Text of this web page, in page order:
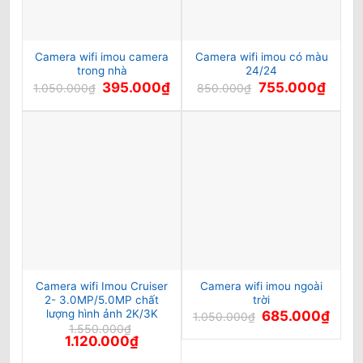
Camera wifi imou camera
trong nhà
1.050.000₫ Giá
gốc
là:
395.000₫Giá
tại
Camera wifi imou có màu
24/24
850.000₫ Giá
gốc
là:
755.000₫Giá
hiện
tại
Camera wifi Imou Cruiser
2- 3.0MP/5.0MP chất
lượng hình ảnh 2K/3K
1.550.000₫
Giá
gốc
1.120.000₫Giá
Camera wifi imou ngoài
trời
1.050.000₫ Giá
gốc
là:
685.000₫Giá
tại